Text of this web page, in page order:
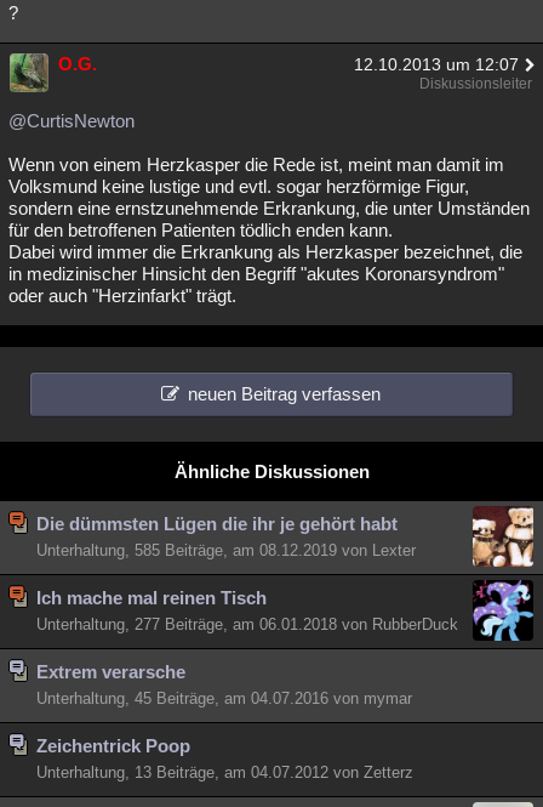
?
O.G. 12.10.2013 um 12:07
Diskussionsleiter
@CurtisNewton
Wenn von einem Herzkasper die Rede ist, meint man damit im
Volksmund keine lustige und evtl. sogar herzförmige Figur,
sondern eine ernstzunehmende Erkrankung, die unter Umständen
für den betroffenen Patienten tödlich enden kann.
Dabei wird immer die Erkrankung als Herzkasper bezeichnet, die
in medizinischer Hinsicht den Begriff "akutes Koronarsyndrom"
oder auch "Herzinfarkt" trägt.
neuen Beitrag verfassen
Ähnliche Diskussionen
Die dümmsten Lügen die ihr je gehört habt
Unterhaltung, 585 Beiträge, am 08.12.2019 von Lexter
Ich mache mal reinen Tisch
Unterhaltung, 277 Beiträge, am 06.01.2018 von RubberDuck
Extrem verarsche
Unterhaltung, 45 Beiträge, am 04.07.2016 von mymar
Zeichentrick Poop
Unterhaltung, 13 Beiträge, am 04.07.2012 von Zetterz